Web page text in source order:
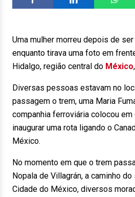
Uma mulher morreu depois de
enquanto tirava uma foto em
Hidalgo, região central do México
Diversas pessoas estavam no
passagem o trem, uma Maria
companhia ferroviária colocou em
inaugurar uma rota ligando o
México.
No momento em que o trem
Nopala de Villagrán, a caminho
Cidade do México, diversos